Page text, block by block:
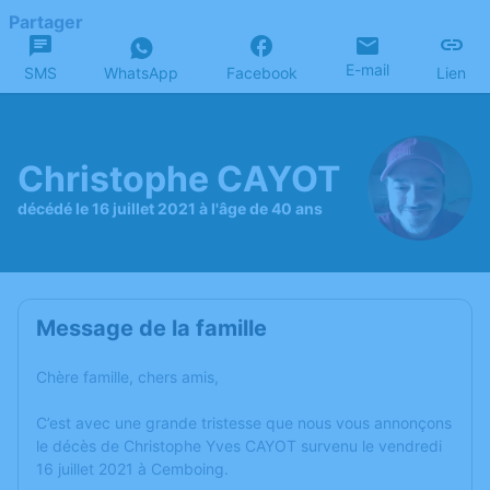
Partager
SMS WhatsApp Facebook E-mail Lien
Christophe CAYOT
décédé le 16 juillet 2021 à l'âge de 40 ans
Message de la famille
Chère famille, chers amis,
C’est avec une grande tristesse que nous vous annonçons
le décès de Christophe Yves CAYOT survenu le vendredi
16 juillet 2021 à Cemboing.